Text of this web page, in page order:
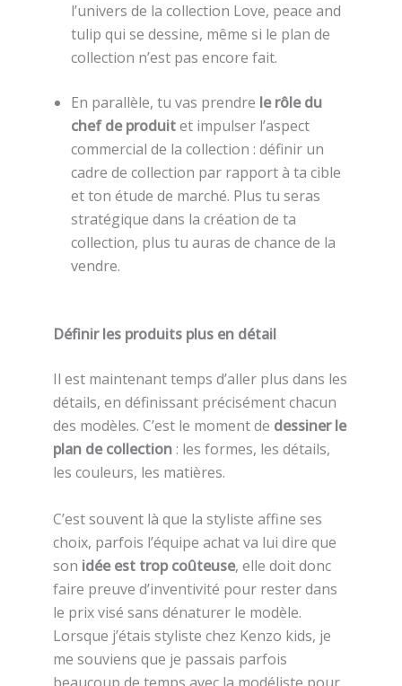
l’univers de la collection Love, peace and
tulip qui se dessine, même si le plan de
collection n’est pas encore fait.
En parallèle, tu vas prendre le rôle du
chef de produitet impulser l’aspect
commercial de la collection : définir un
cadre de collection par rapport à ta cible
et ton étude de marché. Plus tu seras
stratégique dans la création de ta
collection, plus tu auras de chance de la
vendre.
Définir les produits plus en détail
Il est maintenant temps d’aller plus dans les
détails, en définissant précisément chacun
des modèles. C’est le moment de dessiner le
plan de collection: les formes, les détails,
les couleurs, les matières.
C’est souvent là que la styliste affine ses
choix, parfois l’équipe achat va lui dire que
son idée est trop coûteuse, elle doit donc
faire preuve d’inventivité pour rester dans
le prix visé sans dénaturer le modèle.
Lorsque j’étais styliste chez Kenzo kids, je
me souviens que je passais parfois